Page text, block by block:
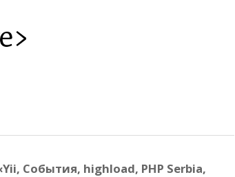
События, highload, PHP Serbia,